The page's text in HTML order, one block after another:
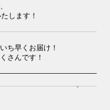
します！
ち早くお届け！
さんです！